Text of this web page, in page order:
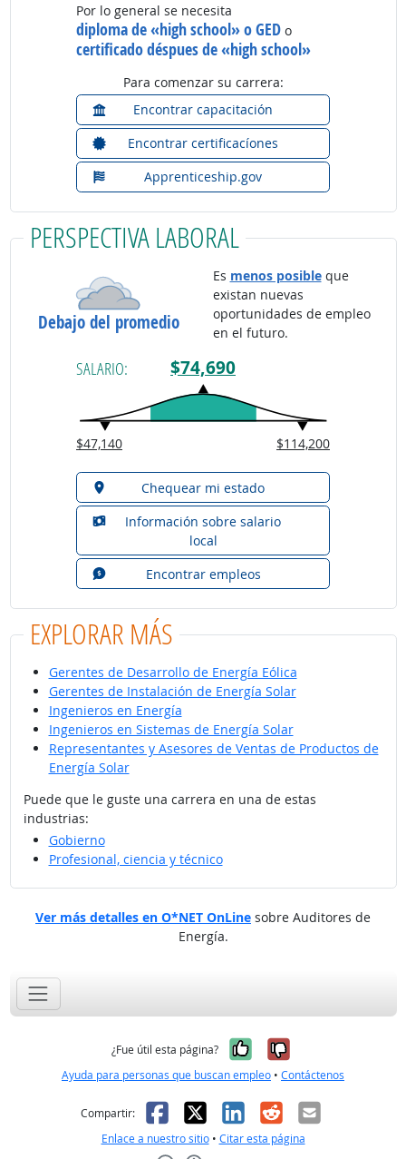
Por lo general se necesita
diploma de «high school» o GED o
certificado déspues de «high school»
Para comenzar su carrera:
Encontrar capacitación
Encontrar certificacíones
Apprenticeship.gov
PERSPECTIVA LABORAL
Debajo del promedio
Es menos posibleque
existan nuevas
oportunidades de empleo
en el futuro.
SALARIO: $74,690
$47,140 $114,200
Chequear mi estado
Información sobre salario
local
Encontrar empleos
EXPLORAR MÁS
Gerentes de Desarrollo de Energía Eólica
Gerentes de Instalación de Energía Solar
Ingenieros en Energía
Ingenieros en Sistemas de Energía Solar
Representantes y Asesores de Ventas de Productos de
Energía Solar
Puede que le guste una carrera en una de estas
industrias:
Gobierno
Profesional, ciencia y técnico
Ver más detalles en O*NET OnLine sobre Auditores de
Energía.
¿Fue útil esta página? Sí, fue útil
No, no fue
Ayuda para personas que buscan empleo • Contáctenos
Compartir: Facebook
X LinkedIn
RedditCorreo
Enlace a nuestro sitio• Citar esta página